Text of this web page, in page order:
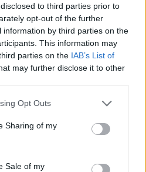
to third parties prior to
opt-out of the further
by third parties on the
This information may
parties on the IAB’s List of
may further disclose it to other
app uses one or more Google
behaviour. You may click to
and its third-party tags to
purposes in below Google
Opt Outs
Sharing of my
Sale of my
egy kifejezetten
hogy valóban 1/64
Norev kiadással,
kategóriába esnek és
hez. Az öntvény jól sikerült,
a festék sajnos megpattant
csak a saját példányomon
fekete műanyag. Amit fel
hogy egy kicsit
a kerekeknek jobban
illetve a hátsó